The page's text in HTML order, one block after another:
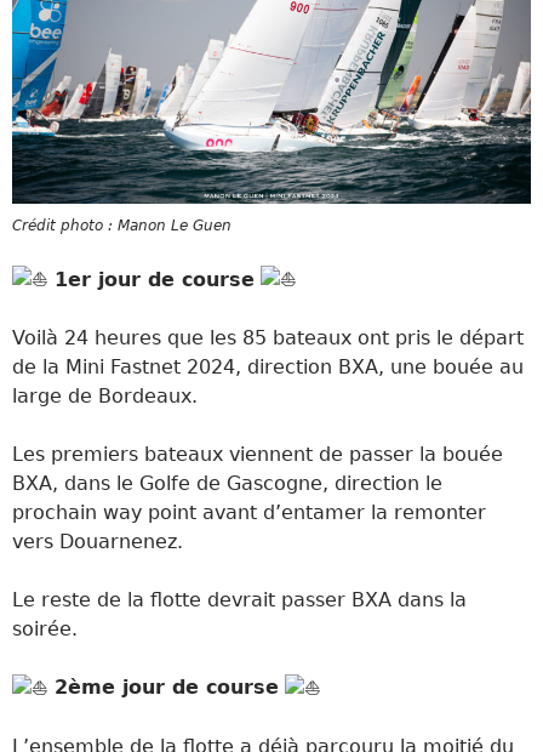
Crédit photo : Manon Le Guen
1er jour de course
Voilà 24 heures que les 85 bateaux ont pris le départ
de la Mini Fastnet 2024, direction BXA, une bouée au
large de Bordeaux.
Les premiers bateaux viennent de passer la bouée
BXA, dans le Golfe de Gascogne, direction le
prochain way point avant d’entamer la remonter
vers Douarnenez.
Le reste de la flotte devrait passer BXA dans la
soirée.
2ème jour de course
L’ensemble de la flotte a déjà parcouru la moitié du